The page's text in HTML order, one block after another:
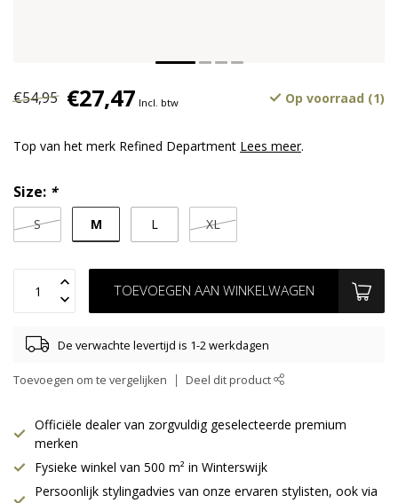
€54,95 €27,47 Incl. btw Op voorraad (1)
Top van het merk Refined Department Lees meer.
Size: *
S M L XL
TOEVOEGEN AAN WINKELWAGEN
De verwachte levertijd is 1-2 werkdagen
Toevoegen om te vergelijken Deel dit product
Officiële dealer van zorgvuldig geselecteerde premium
merken
Fysieke winkel van 500 m² in Winterswijk
Persoonlijk stylingadvies van onze ervaren stylisten, ook via